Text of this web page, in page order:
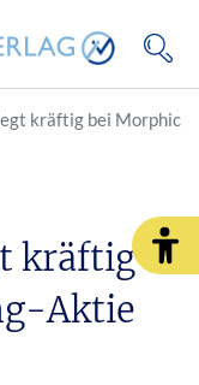
kräftig bei Morphic
kräftig
Aktie